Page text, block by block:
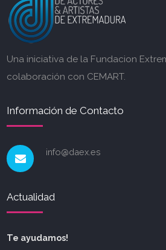
Una iniciativa de la Fundacion
colaboración con CEMART.
Información de Contacto
info@daex.es
Actualidad
Te ayudamos!